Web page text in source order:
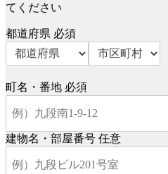
てください
都道府県 必須
町名・番地 必須
建物名・部屋番号 任意